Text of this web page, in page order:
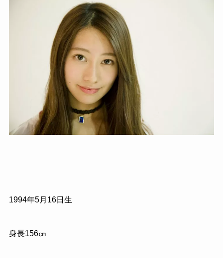
1994年5月 16日生
身長156㎝